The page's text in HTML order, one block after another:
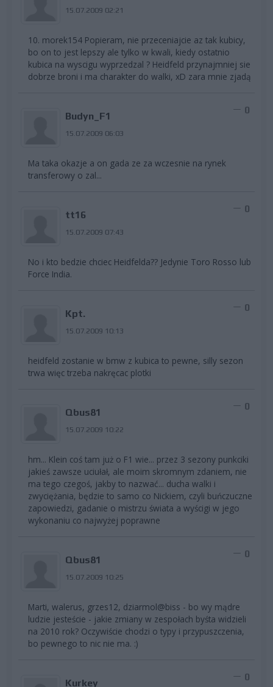
15.07.2009 02:21
10. morek154 Popieram, nie przeceniajcie az tak kubicy,
bo on to jest lepszy ale tylko w kwali, kiedy ostatnio
kubica na wyscigu wyprzedzal ? Heidfeld przynajmniej sie
dobrze broni i ma charakter do walki, xD zara mnie zjadą
Budyn_F1
15.07.2009 06:03
0
Ma taka okazje a on gada ze za wczesnie na rynek
transferowy o zal...
tt16
15.07.2009 07:43
0
No i kto bedzie chciec Heidfelda?? Jedynie Toro Rosso lub
Force India.
Kpt.
15.07.2009 10:13
0
heidfeld zostanie w bmw z kubica to pewne, silly sezon
trwa więc trzeba nakręcac plotki
Qbus81
15.07.2009 10:22
0
hm... Klein coś tam już o F1 wie... przez 3 sezony punkciki
jakieś zawsze uciułał, ale moim skromnym zdaniem, nie
ma tego czegoś, jakby to nazwać... ducha walki i
zwyciężania, będzie to samo co Nickiem, czyli buńczuczne
zapowiedzi, gadanie o mistrzu świata a wyścigi w jego
wykonaniu co najwyżej poprawne
Qbus81
15.07.2009 10:25
0
Marti, walerus, grzes12, dziarmol@biss - bo wy mądre
ludzie jesteście - jakie zmiany w zespołach byśta widzieli
na 2010 rok? Oczywiście chodzi o typy i przypuszczenia,
bo pewnego to nic nie ma. :)
Kurkey
0